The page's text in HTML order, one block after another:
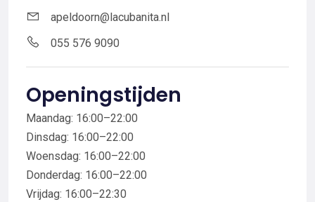
apeldoorn@lacubanita.nl
055 576 9090
Openingstijden
Maandag: 16:00–22:00
Dinsdag: 16:00–22:00
Woensdag: 16:00–22:00
Donderdag: 16:00–22:00
Vrijdag: 16:00–22:30